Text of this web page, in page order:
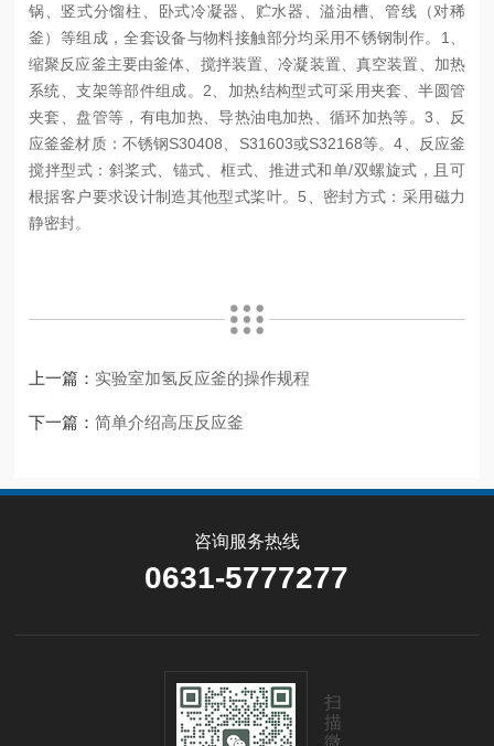
锅、竖式分馏柱、卧式冷凝器、贮水器、溢油槽、管线（对稀
釜）等组成，全套设备与物料接触部分均采用不锈钢制作。 1、
缩聚反应釜主要由釜体、搅拌装置、冷凝装置、真空装置、加热
系统、支架等部件组成。 2、加热结构型式可采用夹套、半圆管
夹套、盘管等，有电加热、导热油电加热、循环加热等。3、反
应釜釜材质：不锈钢S30408、S31603或S32168等。4、反应釜
搅拌型式：斜桨式、锚式、框式、推进式和单/双螺旋式，且可
根据客户要求设计制造其他型式桨叶。 5、密封方式：采用磁力
静密封。
上一篇： 实验室加氢反应釜的操作规程
下一篇：简单介绍高压反应釜
咨询服务热线
0631-5777277
扫
描
微